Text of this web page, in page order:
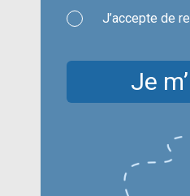
J’accepte de
Je